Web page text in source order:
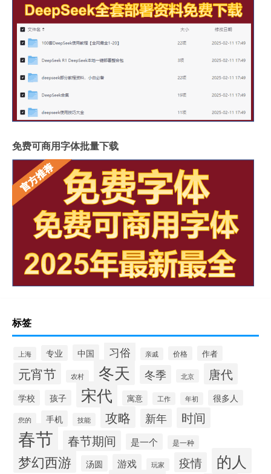
免费可商用字体批量下载
标签
上海 专业 中国 习俗 亲戚 价格 作者
元宵节 农村 冬天 冬季 北京 唐代
学校 孩子 宋代 寓意 工作 年初 很多人
您的 手机 技能 攻略 新年 时间
春节 春节期间 是一个 是一种
梦幻西游 汤圆 游戏 玩家 疫情 的人